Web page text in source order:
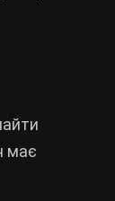
має